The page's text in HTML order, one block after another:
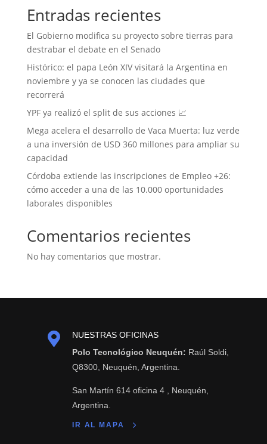
Entradas recientes
El Gobierno modifica su proyecto sobre tierras para
destrabar el debate en el Senado
Histórico: el papa León XIV visitará la Argentina en
noviembre y ya se conocen las ciudades que
recorrerá
YPF ya realizó el split de sus acciones 📈
Mega acelera el desarrollo de Vaca Muerta: luz verde
a una inversión de USD 360 millones para ampliar su
capacidad
Córdoba extiende las inscripciones de Empleo +26:
cómo acceder a una de las 10.000 oportunidades
laborales disponibles
Comentarios recientes
No hay comentarios que mostrar.

NUESTRAS OFICINAS
Polo Tecnológico Neuquén: Raúl Soldi,
Q8300, Neuquén, Argentina.
San Martín 614 oficina 4 , Neuquén,
Argentina.
IR AL MAPA